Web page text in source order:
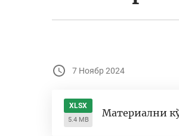
7 Ноябр 2024
XLSX
5.4 MB
Материални